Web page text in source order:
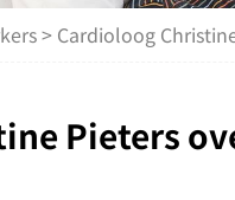
> Cardioloog
Pieters